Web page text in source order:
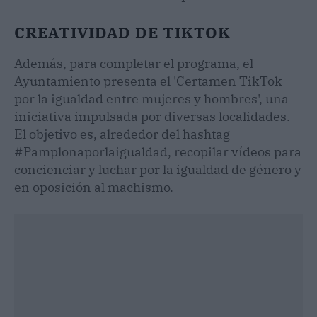
CREATIVIDAD DE TIKTOK
Además, para completar el programa, el
Ayuntamiento presenta el 'Certamen TikTok
por la igualdad entre mujeres y hombres', una
iniciativa impulsada por diversas localidades.
El objetivo es, alrededor del hashtag
#Pamplonaporlaigualdad, recopilar vídeos para
concienciar y luchar por la igualdad de género y
en oposición al machismo.